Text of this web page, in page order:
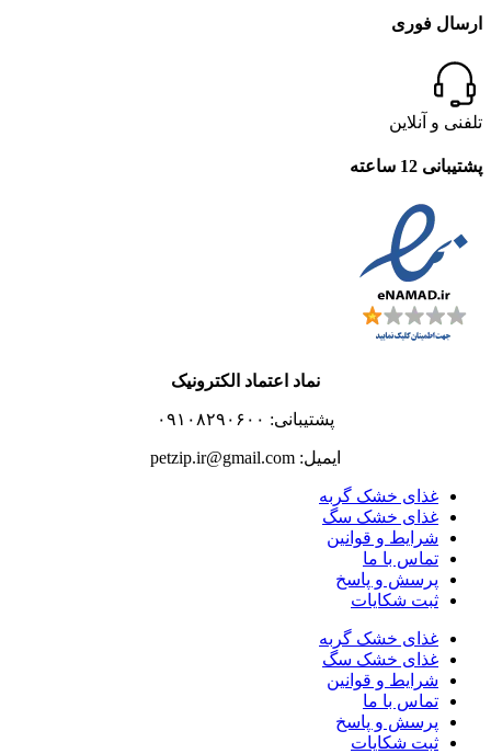
ارسال فوری
تلفنی و آنلاین
پشتیبانی 12 ساعته
نماد اعتماد الکترونیک
پشتیبانی: ۰۹۱۰۸۲۹۰۶۰۰
ایمیل: petzip.ir@gmail.com
غذای خشک گربه
غذای خشک سگ
شرایط و قوانین
تماس با ما
پرسش و پاسخ
ثبت شکایات
غذای خشک گربه
غذای خشک سگ
شرایط و قوانین
تماس با ما
پرسش و پاسخ
ثبت شکایات